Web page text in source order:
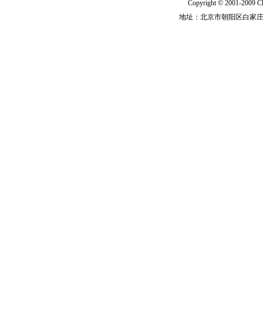
Copyright © 2001-2009
地址：北京市朝阳区白家